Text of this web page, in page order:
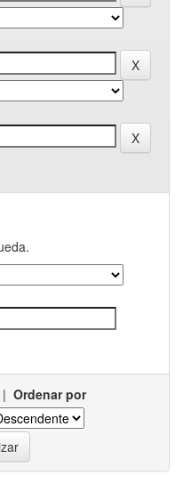
| Ordenar por